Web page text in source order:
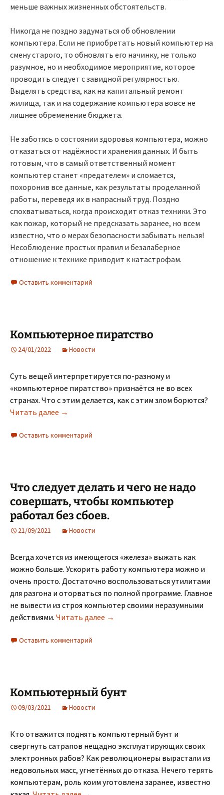
меньше важных жизненных обстоятельств.
Никогда не поздно задуматься об обновлении
компьютера. Если не приобретать новый компьютер на
смену старого, то обновлять его начинку, не только
разумное, но и необходимое мероприятие, которое
проводить следует с завидной регулярностью.
Выделять средства, как на капитальный ремонт
жилища, так и на содержание компьютера вовсе не
лишнее обременение бюджета.
Не заботясь о состоянии здоровья компьютера, можно
отказаться от надёжности хранения данных. И быть
готовым, что в самый ответственный момент
компьютер станет «предателем» и сломается,
похоронив все данные, как результаты проделанной
работы, переведя их в напрасный труд. Поздно
спохватываться, когда происходит отказ техники. Это
как пожар, который не предсказать заранее, но всем
известно, что о мерах безопасности забывать нельзя!
Несоблюдение простых правил и безалаберное
отношение к технике приводит к катастрофам.
Оставить комментарий
Компьютерное пиратство
24/01/2022 Новости
Суть вещей интерпретируется по-разному и
«компьютерное пиратство» признаётся не во всех
странах. Что с этим делается, как с этим злом борются?
Читать далее Компьютерное пиратство
→
Оставить комментарий
Что следует делать и чего не надо
совершать, чтобы компьютер
работал без сбоев.
21/09/2021 Новости
Всегда хочется из имеющегося «железа» выжать как
можно больше. Ускорить работу компьютера можно и
очень просто. Достаточно воспользоваться утилитами
для разгона и оторваться по полной программе. Главное
не вывести из строя компьютер своими неразумными
действиями. Читать далее Что следует делать и чего не
→
Оставить комментарий
Компьютерный бунт
09/03/2021 Новости
Кто отважится поднять компьютерный бунт и
свергнуть сатрапов нещадно эксплуатирующих своих
электронных рабов? Как революционеры вырастали из
недовольных масс, угнетённых до отказа. Нечего терять
компьютерам, роль коим уготовлена заранее, известно